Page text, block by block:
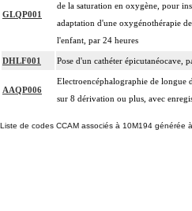
GLQP001
de la saturation en oxygène, pour
adaptation d'une oxygénothérapie
l'enfant, par 24 heures
DHLF001 Pose d'un cathéter épicutanéocave,
AAQP006
Electroencéphalographie de longue
sur 8 dérivation ou plus, avec
Liste de codes CCAM associés à 10M194 générée